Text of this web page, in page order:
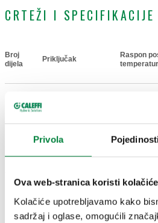
Privola Pojedinosti
Ova web-stranica koristi kolačiće
Kolačiće upotrebljavamo kako
sadržaj i oglase, omogućili
CRTEŽI I SPECIFIKACIJE
Broj
dijela
Priključak
Raspon
spoj
DWG DXF